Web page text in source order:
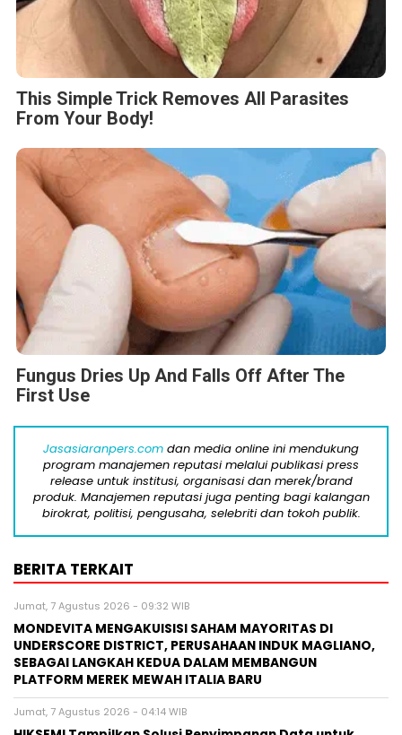
This Simple Trick Removes All Parasites
From Your Body!
Fungus Dries Up And Falls Off After The
First Use
Jasasiaranpers.com dan media online ini mendukung
program manajemen reputasi melalui publikasi press
release untuk institusi, organisasi dan merek/brand
produk. Manajemen reputasi juga penting bagi kalangan
birokrat, politisi, pengusaha, selebriti dan tokoh publik.
BERITA TERKAIT
Jumat, 7 Agustus 2026 - 09:32 WIB
MONDEVITA MENGAKUISISI SAHAM MAYORITAS DI
UNDERSCORE DISTRICT, PERUSAHAAN INDUK MAGLIANO,
SEBAGAI LANGKAH KEDUA DALAM MEMBANGUN
PLATFORM MEREK MEWAH ITALIA BARU
Jumat, 7 Agustus 2026 - 04:14 WIB